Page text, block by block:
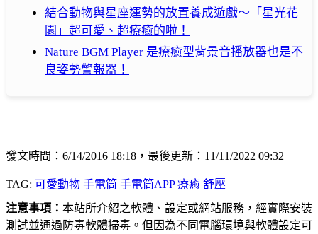
結合動物與星座運勢的放置養成遊戲～「星光花
園」超可愛、超療癒的啦！
Nature BGM Player 是療癒型背景音播放器也是不
良姿勢警報器！
發文時間：6/14/2016 18:18，最後更新：11/11/2022 09:32
TAG: 可愛動物 手電筒 手電筒APP 療癒 舒壓
注意事項： 本站所介紹之軟體、設定或網站服務，經實際安裝
測試並通過防毒軟體掃毒。但因為不同電腦環境與軟體設定可